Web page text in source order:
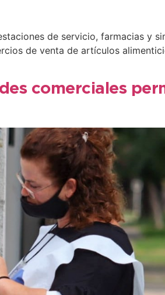
de servicio, farmacias y
de venta de artículos
comerciales